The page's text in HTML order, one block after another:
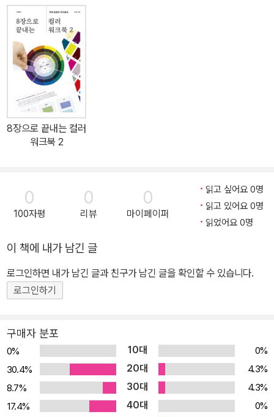
명도를 통합한 개념이라고 생각하면 쉬워요. 빨강과 파랑 같은 단일
색상에서 색조(채도+명도)가 어떻게 변화하는지 살펴볼 거예요. 이
렇게 많은 내용을 단 8장으로 끝낸다니, 좀 의아할 수도 있어요. 근데
진짜예요! 8장에 색상과 채도, 명도의 개념을 군더더기 없이 핵심만
꽉꽉 눌러 담았어요. 여러분은 가볍지만 알찬, 이 기특한 워크북이 제
시하는 방향대로 따라오기만 하면 돼요. 몇 줄 안 되는 개념을 읽고,
컬러칩 스티커를 붙이고, 어렵지 않은 문제를 풀면 끝. 누구나 쉽고 재
미있게 색의 3속성을 마스터할 수 있습니다. 이 책의 독자 중고등학
8장으로 끝내는 컬러
워크북 2
0
100자평
0
리뷰
0
마이페이퍼
읽고 싶어요 0명
읽고 있어요 0명
읽었어요 0명
이 책에 내가 남긴 글
로그인하면 내가 남긴 글과 친구가 남긴 글을 확인할 수 있습니다.
로그인하기
구매자 분포
0% 10대
0%
30.4%
20대
4.3%
8.7%
30대
4.3%
17.4%
40대
0%